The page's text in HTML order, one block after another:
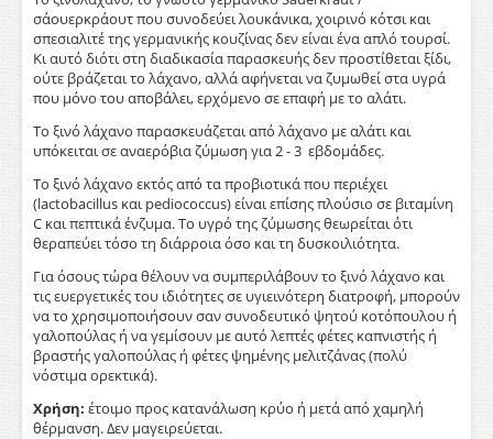
σάουερκράουτ που συνοδεύει λουκάνικα, χοιρινό κότσι και
σπεσιαλιτέ της γερμανικής κουζίνας δεν είναι ένα απλό τουρσί.
Κι αυτό διότι στη διαδικασία παρασκευής δεν προστίθεται ξίδι,
ούτε βράζεται το λάχανο, αλλά αφήνεται να ζυμωθεί στα υγρά
που μόνο του αποβάλει, ερχόμενο σε επαφή με το αλάτι.
Το ξινό λάχανο παρασκευάζεται από λάχανο με αλάτι και
υπόκειται σε αναερόβια ζύμωση για 2 - 3 εβδομάδες.
Το ξινό λάχανο εκτός από τα προβιοτικά που περιέχει
(lactobacillus και pediococcus) είναι επίσης πλούσιο σε βιταμίνη
C και πεπτικά ένζυμα. Το υγρό της ζύμωσης θεωρείται ότι
θεραπεύει τόσο τη διάρροια όσο και τη δυσκοιλιότητα.
Για όσους τώρα θέλουν να συμπεριλάβουν το ξινό λάχανο και
τις ευεργετικές του ιδιότητες σε υγιεινότερη διατροφή, μπορούν
να το χρησιμοποιήσουν σαν συνοδευτικό ψητού κοτόπουλου ή
γαλοπούλας ή να γεμίσουν με αυτό λεπτές φέτες καπνιστής ή
βραστής γαλοπούλας ή φέτες ψημένης μελιτζάνας (πολύ
νόστιμα ορεκτικά).
Χρήση: έτοιμο προς κατανάλωση κρύο ή μετά από χαμηλή
θέρμανση. Δεν μαγειρεύεται.